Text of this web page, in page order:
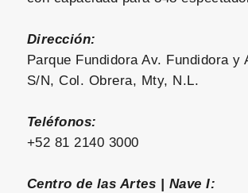
Dirección:
Parque Fundidora Av. Fundidora y
S/N, Col. Obrera, Mty, N.L.
Teléfonos:
+52 81 2140 3000
Centro de las Artes | Nave I: